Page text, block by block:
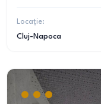
Locație:
Cluj-Napoca